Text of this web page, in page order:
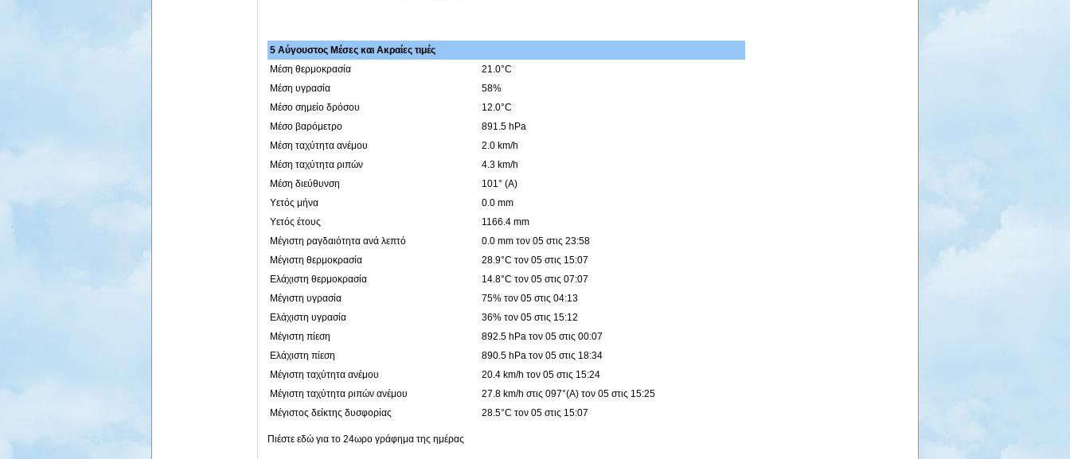
5 Αύγουστος Μέσες και Ακραίες τιμές
Μέση θερμοκρασία
21.0°C
Μέση υγρασία
58%
Μέσο σημείο δρόσου
12.0°C
Μέσο βαρόμετρο
891.5 hPa
Μέση ταχύτητα ανέμου
2.0 km/h
Μέση ταχύτητα ριπών
4.3 km/h
Μέση διεύθυνση
101° (Α)
Υετός μήνα
0.0 mm
Υετός έτους
1166.4 mm
Μέγιστη ραγδαιότητα ανά λεπτό
0.0 mm τον 05 στις 23:58
Μέγιστη θερμοκρασία
28.9°C τον 05 στις 15:07
Ελάχιστη θερμοκρασία
14.8°C τον 05 στις 07:07
Μέγιστη υγρασία
75% τον 05 στις 04:13
Ελάχιστη υγρασία
36% τον 05 στις 15:12
Μέγιστη πίεση
892.5 hPa τον 05 στις 00:07
Ελάχιστη πίεση
890.5 hPa τον 05 στις 18:34
Μέγιστη ταχύτητα ανέμου
20.4 km/h τον 05 στις 15:24
Μέγιστη ταχύτητα ριπών ανέμου
27.8 km/h στις 097°(Α) τον 05 στις 15:25
Μέγιστος δείκτης δυσφορίας
28.5°C τον 05 στις 15:07
Πιέστε εδώ για το 24ωρο γράφημα της ημέρας